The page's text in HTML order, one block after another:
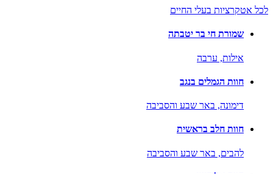
לכל אטקרציות בעלי החיים
שמורת חי בר יטבתה
אילות, ערבה
חוות הגמלים בנגב
דימונה, באר שבע והסביבה
חוות חלב בראשית
להבים, באר שבע והסביבה